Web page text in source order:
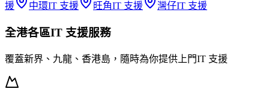
援
中環IT 支援 旺角IT 支援 灣仔IT 支援
全港各區IT 支援服務
覆蓋新界、九龍、香港島，隨時為你提供上門IT 支援